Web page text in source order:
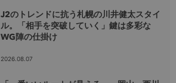
J2のトレンドに抗う札幌の川井健太スタイ
ル。「相手を突破していく」鍵は多彩な
WG陣の仕掛け
2026.08.07